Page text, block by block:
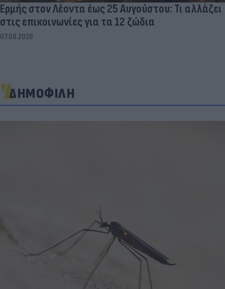
Ερμής στον Λέοντα έως 25 Αυγούστου: Τι αλλάζει
στις επικοινωνίες για τα 12 ζώδια
07.08.2026
ΔΗΜΟΦΙΛΗ